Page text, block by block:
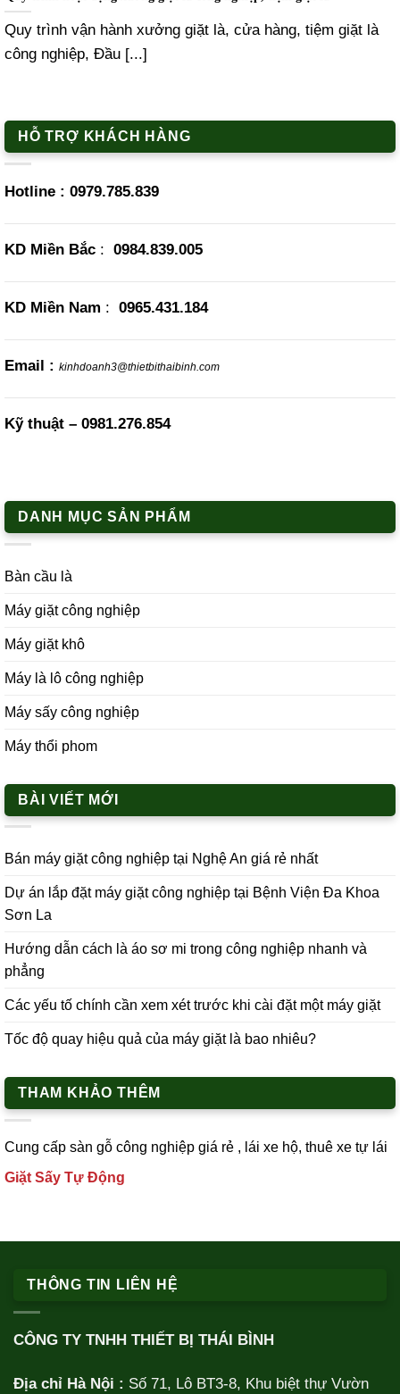
Quy trình vận hành xưởng giặt là, cửa hàng, tiệm giặt là
công nghiệp, Đầu [...]
HỖ TRỢ KHÁCH HÀNG
Hotline : 0979.785.839
KD Miền Bắc : 0984.839.005
KD Miền Nam : 0965.431.184
Email : kinhdoanh3@thietbithaibinh.com
Kỹ thuật – 0981.276.854
DANH MỤC SẢN PHẨM
Bàn cầu là
Máy giặt công nghiệp
Máy giặt khô
Máy là lô công nghiệp
Máy sấy công nghiệp
Máy thổi phom
BÀI VIẾT MỚI
Bán máy giặt công nghiệp tại Nghệ An giá rẻ nhất
Dự án lắp đặt máy giặt công nghiệp tại Bệnh Viện Đa Khoa
Sơn La
Hướng dẫn cách là áo sơ mi trong công nghiệp nhanh và
phẳng
Các yếu tố chính cần xem xét trước khi cài đặt một máy giặt
Tốc độ quay hiệu quả của máy giặt là bao nhiêu?
THAM KHẢO THÊM
Cung cấp sàn gỗ công nghiệp giá rẻ , lái xe hộ, thuê xe tự lái
Giặt Sấy Tự Động
THÔNG TIN LIÊN HỆ
CÔNG TY TNHH THIẾT BỊ THÁI BÌNH
Địa chỉ Hà Nội : Số 71, Lô BT3-8, Khu biệt thự Vườn